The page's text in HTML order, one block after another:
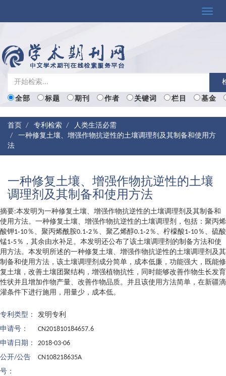
Toggle
全部 标题 期刊 作者 关键词 栏目 基金
首页 专利检索
人类生活必需
一种修复土壤、增强作物抗逆性的土壤调理剂及其制备和使用方
法
一种修复土壤、增强作物抗逆性的土壤
调理剂及其制备和使用方法
摘要:本发明为一种修复土壤、增强作物抗逆性的土壤调理剂及其制备和
使用方法。一种修复土壤、增强作物抗逆性的土壤调理剂，包括：聚丙烯
酸钾1‑10％、聚丙烯酰胺0.1‑2％、聚乙烯醇0.1‑2％、柠檬酸1‑10％、硫酸
锰1‑5％，其余由水补足。本发明还公布了该土壤调理剂的制备方法和使
用方法。本发明所述的一种修复土壤、增强作物抗逆性的土壤调理剂及其
制备和使用方法，该土壤调理剂成分简单，成本低廉，功能强大，既能修
复土壤，改善土壤团聚结构，增强植物抗性，同时能够改善作物生长发育
性状并且增加作物产量、改善作物品质。并且该使用方法简单，在新疆滴
灌条件下进行施用，用量少，成本低。
专利类型：
发明专利
申请号：
CN201810184657.6
申请日期：
2018-03-06
公开/公告
号：
CN108218635A